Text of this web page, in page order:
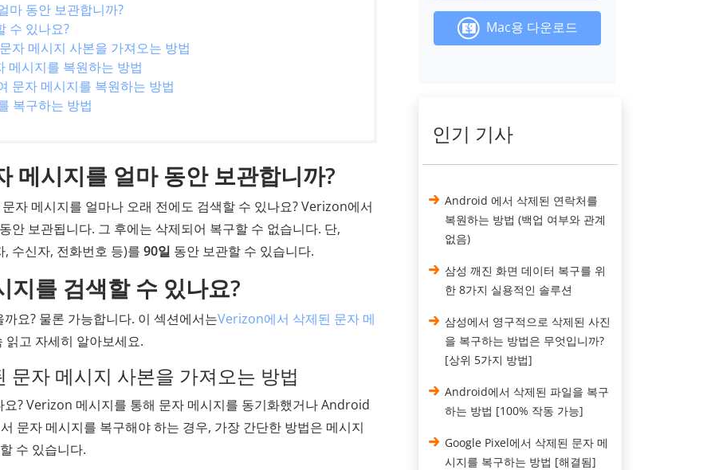
마 동안 보관합니까?
수 있나요?
자 메시지 사본을 가져오는 방법
메시지를 복원하는 방법
문자 메시지를 복원하는 방법
복구하는 방법
메시지를 얼마 동안 보관합니까?
자 메시지를 얼마나 오래 전에도 검색할 수 있나요? Verizon에서
안 보관됩니다. 그 후에는 삭제되어 복구할 수 없습니다. 단,
수신자, 전화번호 등)를 90일 동안 보관할 수 있습니다.
를 검색할 수 있나요?
요? 물론 가능합니다. 이 섹션에서는Verizon에서 삭제된 문자 메
읽고 자세히 알아보세요.
자 메시지 사본을 가져오는 방법
? Verizon 메시지를 통해 문자 메시지를 동기화했거나 Android
문자 메시지를 복구해야 하는 경우, 가장 간단한 방법은 메시지
수 있습니다.
Mac용 다운로드
인기 기사
Android 에서 삭제된 연락처를
복원하는 방법 (백업 여부와 관계
없음)
삼성 깨진 화면 데이터 복구를 위
한 8가지 실용적인 솔루션
삼성에서 영구적으로 삭제된 사진
을 복구하는 방법은 무엇입니까?
[상위 5가지 방법]
Android에서 삭제된 파일을 복구
하는 방법 [100% 작동 가능]
Google Pixel에서 삭제된 문자 메
시지를 복구하는 방법 [해결됨]